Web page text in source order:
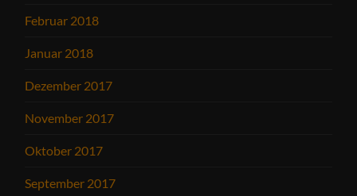
Februar 2018
Januar 2018
Dezember 2017
November 2017
Oktober 2017
September 2017